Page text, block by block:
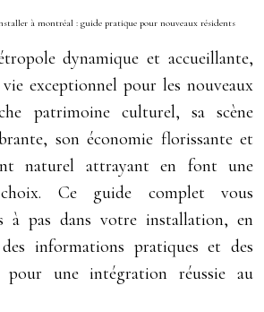
à montréal : guide pratique pour nouveaux résidents
dynamique et accueillante,
exceptionnel pour les nouveaux
patrimoine culturel, sa scène
son économie florissante et
naturel attrayant en font une
Ce guide complet vous
à pas dans votre installation, en
informations pratiques et des
pour une intégration réussie au